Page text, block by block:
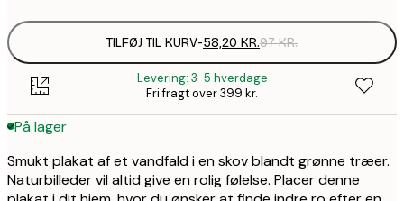
TILFØJ TIL KURV-58,20 KR.97 KR.
Levering: 3-5 hverdage
Fri fragt over 399 kr.
På lager
Smukt plakat af et vandfald i en skov blandt grønne træer.
Naturbilleder vil altid give en rolig følelse. Placer denne